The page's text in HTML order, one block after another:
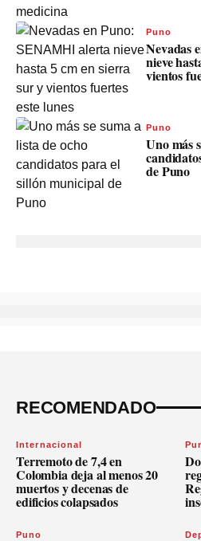
Puno
Nevadas
nieve
vientos
Puno
Uno más
de Puno
RECOMENDADO
Internacional
Terremoto de 7,4 en
Colombia deja al menos 20
muertos y decenas de
edificios colapsados
Puno